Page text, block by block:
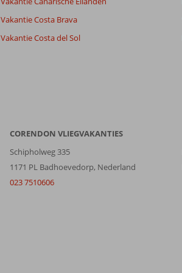
Vakantie Costa Brava
Vakantie Costa del Sol
CORENDON VLIEGVAKANTIES
Schipholweg 335
1171 PL Badhoevedorp, Nederland
023 7510606